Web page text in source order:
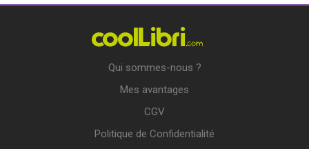
Qui sommes-nous ?
Mes avantages
CGV
Politique de Confidentialité